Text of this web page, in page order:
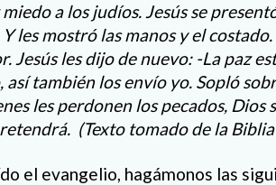
a los judíos. Jesús se
les mostró las manos y el
Jesús les dijo de nuevo: -La paz
así también los envío yo. Sopló
les perdonen los pecados, Dios
(Texto tomado de la
el evangelio, hagámonos las